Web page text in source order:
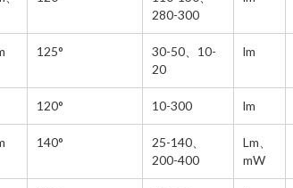
10-50
5-10
0.5-3V
280-300
125°
30-50、10-
20
lm
120° 10-300 lm
140°
25-140、
200-400
Lm、
mW